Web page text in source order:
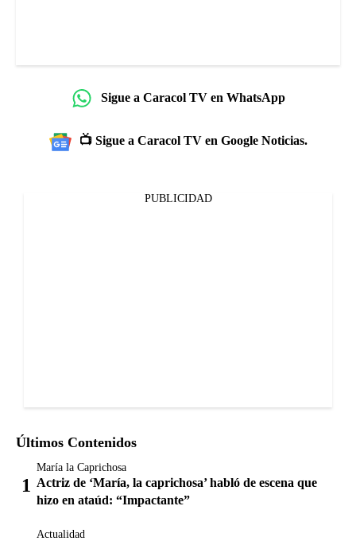
Sigue a Caracol TV en WhatsApp
📺 Sigue a Caracol TV en Google Noticias.
PUBLICIDAD
Últimos Contenidos
María la Caprichosa
Actriz de ‘María, la caprichosa’ habló de escena que
hizo en ataúd: “Impactante”
Actualidad